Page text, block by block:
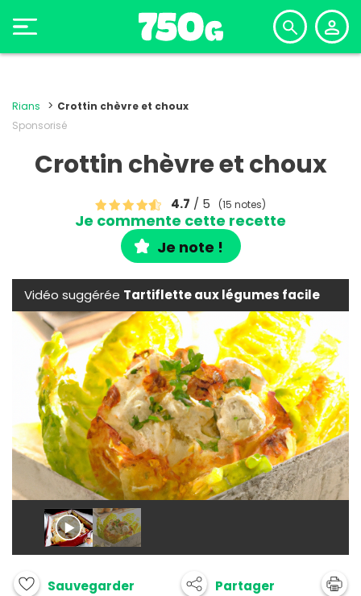
Rians
Crottin chèvre et choux
Sponsorisé
Crottin chèvre et choux
4.7 / 5 (15 notes)
Je commente cette recette
Je note !
Vidéo suggérée Tartiflette aux légumes facile
Sauvegarder Partager